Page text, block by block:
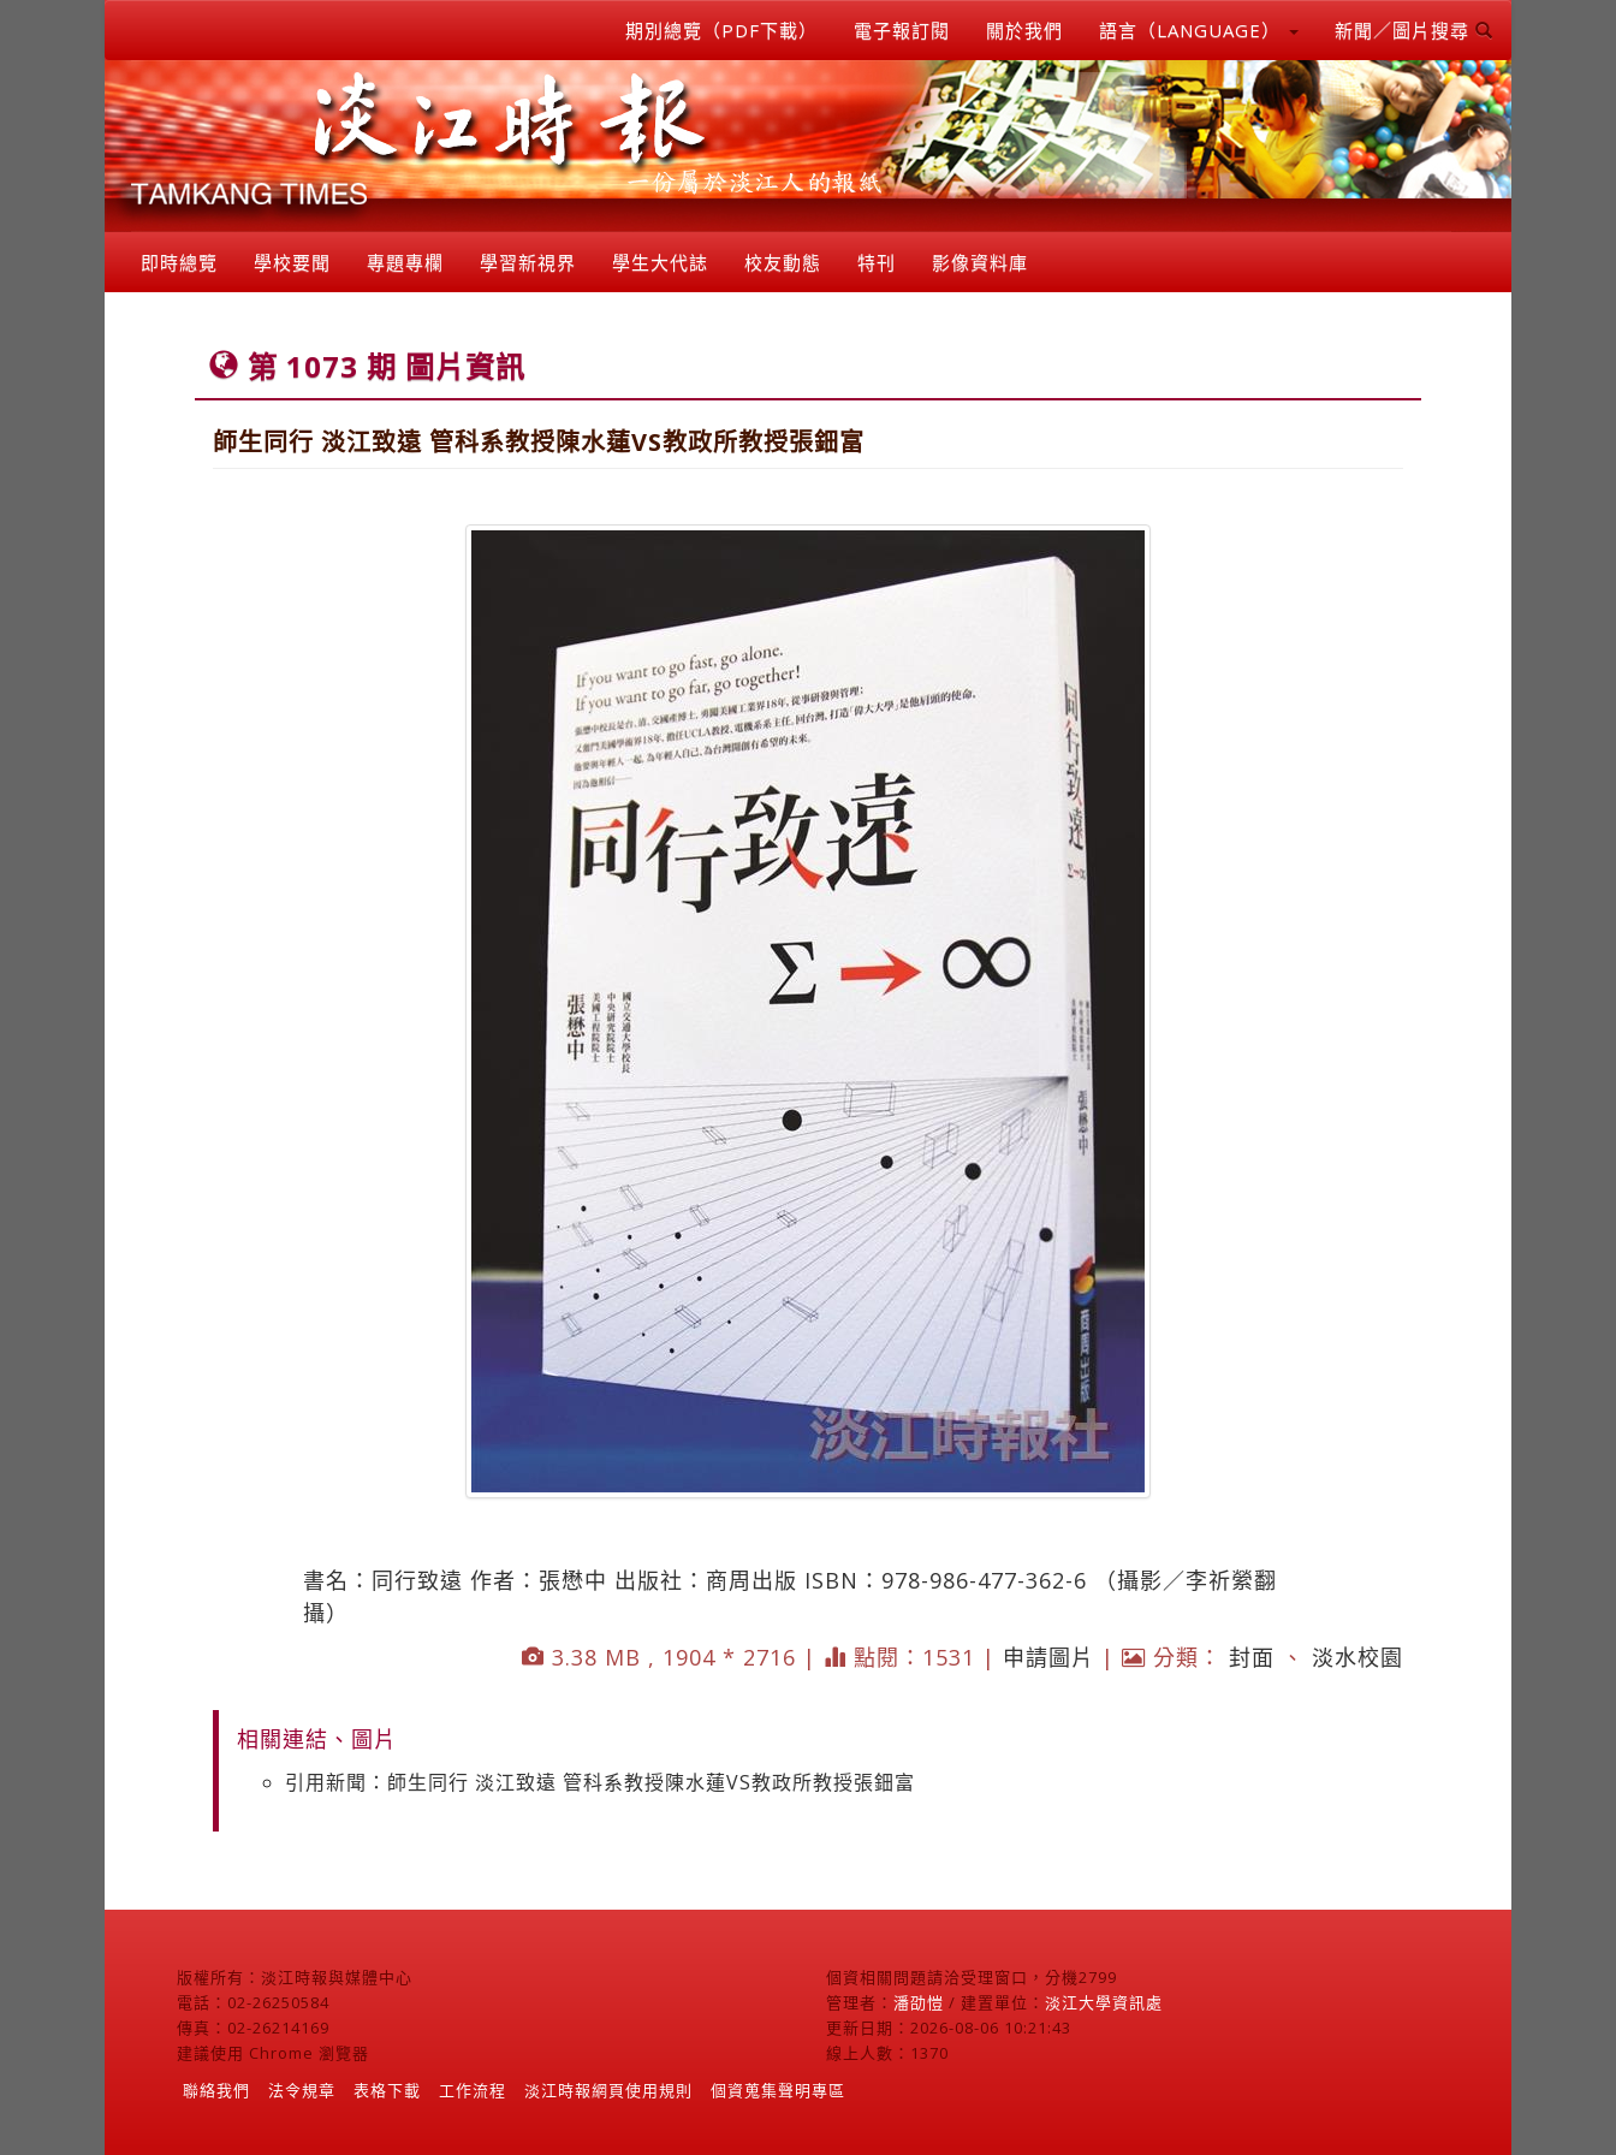
期別總覽（PDF下載） 電子報訂閱 關於我們 語言（LANGUAGE） 新聞／圖片搜尋
即時總覽 學校要聞 專題專欄 學習新視界 學生大代誌 校友動態 特刊 影像資料庫
第 1073 期 圖片資訊
師生同行 淡江致遠 管科系教授陳水蓮VS教政所教授張鈿富
書名：同行致遠 作者：張懋中 出版社：商周出版 ISBN：978-986-477-362-6 （攝影／李祈縈翻
攝）
3.38 MB , 1904 * 2716 |
點閱：1531 | 申請圖片 | 分類： 封面 、 淡水校園
相關連結、圖片
引用新聞：師生同行 淡江致遠 管科系教授陳水蓮VS教政所教授張鈿富
版權所有：淡江時報與媒體中心
電話：02-26250584
傳真：02-26214169
建議使用 Chrome 瀏覽器
個資相關問題請洽受理窗口，分機2799
管理者： 潘劭愷 / 建置單位： 淡江大學資訊處
更新日期：2026-08-06 10:21:43
線上人數：1370
聯絡我們
法令規章 表格下載 工作流程 淡江時報網頁使用規則 個資蒐集聲明專區